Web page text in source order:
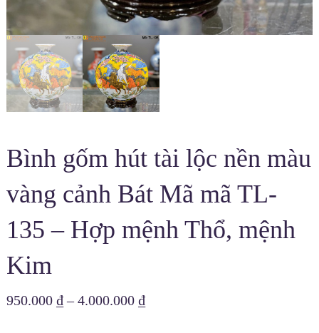
Bình gốm hút tài lộc nền màu
vàng cảnh Bát Mã mã TL-
135 – Hợp mệnh Thổ, mệnh
Kim
950.000 ₫ – 4.000.000 ₫